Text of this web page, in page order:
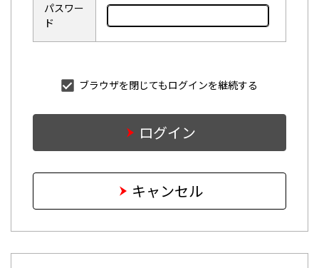
パスワー
ド
ブラウザを閉じてもログインを継続する
ログイン
キャンセル